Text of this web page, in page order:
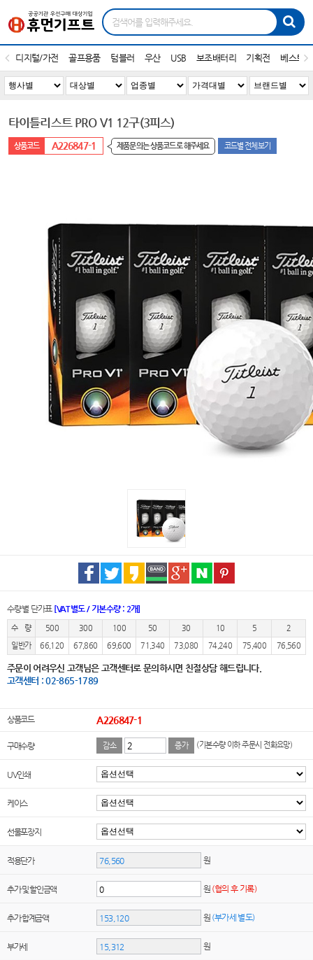
디지털/가전 골프용품 텀블러 우산 USB 보조배터리 기획전 베스트
타이틀리스트 PRO V1 12구(3피스)
A226847-1 제품문의는 상품코드로 해주세요 코드별 전체보기
수량별 단가표 [VAT별도 / 기본수량 : 2개]
수 량 500 300 100 50 30 10 5
2
일반가
66,120 67,860 69,600 71,340 73,080 74,240 75,400 76,560
주문이 어려우신 고객님은 고객센터로 문의하시면 친절상담 해드립니다.
고객센터 : 02-865-1789
상품코드 A226847-1
구매수량 감소 증가 (기본수량 이하 주문시 전화요망)
UV인쇄
케이스
선물포장지
적용단가 원
추가 및 할인금액 원 (협의 후 기록)
추가 합계금액 원 (부가세 별도)
부가세 원